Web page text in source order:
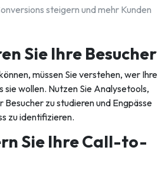
steigern und mehr Kunden
Sie Ihre Besucher
müssen Sie verstehen, wer Ihre
sie wollen. Nutzen Sie Analysetools,
Besucher zu studieren und Engpässe
zu identifizieren.
Sie Ihre Call-to-